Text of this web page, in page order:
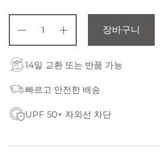
장바구니
14일 교환 또는 반품 가능
빠르고 안전한 배송
UPF 50+ 자외선 차단